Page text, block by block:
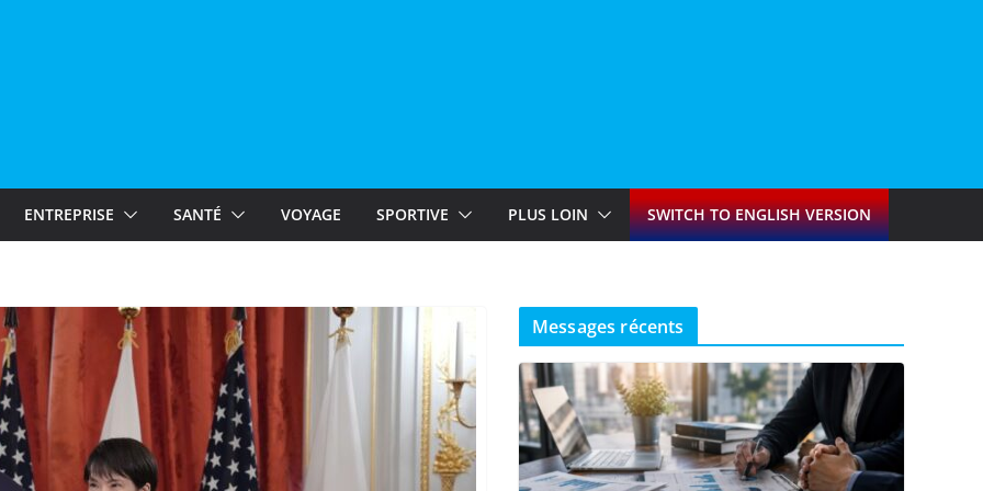
ENTREPRISE SANTÉ VOYAGE SPORTIVE PLUS LOIN SWITCH TO ENGLISH VERSION
Messages récents